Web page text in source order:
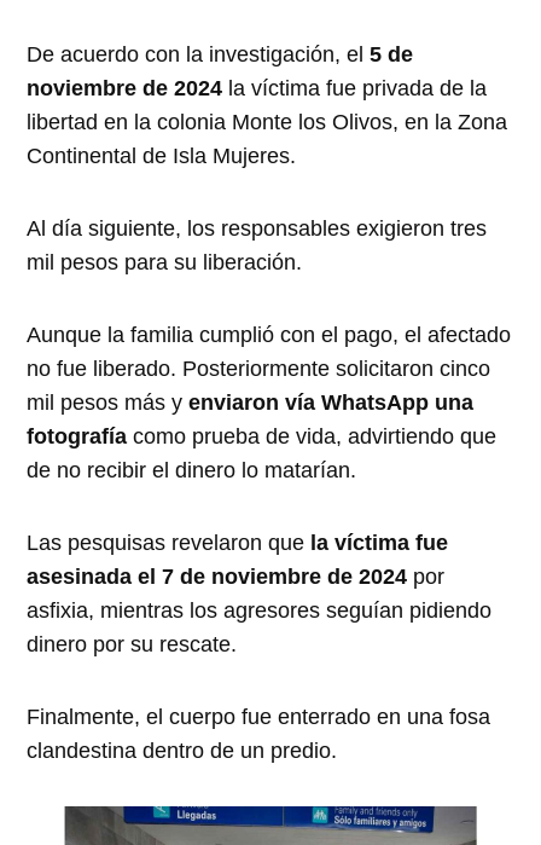
De acuerdo con la investigación, el5 de
noviembre de 2024 la víctima fue privada de la
libertad en la colonia Monte los Olivos, en la Zona
Continental de Isla Mujeres.
Al día siguiente, los responsables exigieron tres
mil pesos para su liberación.
Aunque la familia cumplió con el pago, el afectado
no fue liberado. Posteriormente solicitaron cinco
mil pesos más yenviaron vía WhatsApp una
fotografía como prueba de vida, advirtiendo que
de no recibir el dinero lo matarían.
Las pesquisas revelaron que la víctima fue
asesinada el 7 de noviembre de 2024 por
asfixia, mientras los agresores seguían pidiendo
dinero por su rescate.
Finalmente, el cuerpo fue enterrado en una fosa
clandestina dentro de un predio.